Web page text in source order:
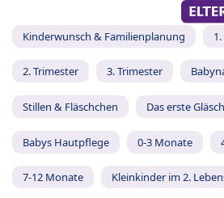
Kinderwunsch & Familienplanung
2. Trimester 3. Trimester
Stillen & Fläschchen Das erste
Babys Hautpflege 0-3 Monate
7-12 Monate Kleinkinder im 2.